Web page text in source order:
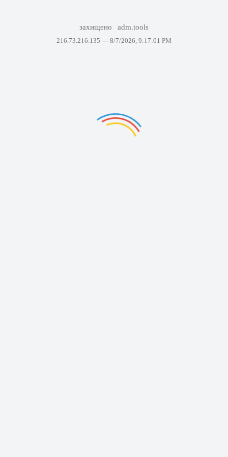
захищено adm.tools
216.73.216.135 — 8/7/2026, 9:17:01 PM